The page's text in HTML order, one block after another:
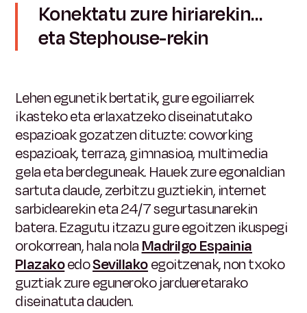
Konektatu zurehiriarekin…
etaStephouse-rekin
Lehen egunetik bertatik, gure egoiliarrek
ikasteko eta erlaxatzeko diseinatutako
espazioak gozatzen dituzte: coworking
espazioak, terraza, gimnasioa, multimedia
gela eta berdeguneak. Hauek zure egonaldian
sartuta daude, zerbitzu guztiekin, internet
sarbidearekin eta 24/7 segurtasunarekin
batera. Ezagutu itzazu gure egoitzen ikuspegi
orokorrean, hala nola Madrilgo Espainia
PlazakoedoSevillakoegoitzenak, non txoko
guztiak zure eguneroko jardueretarako
diseinatuta dauden.